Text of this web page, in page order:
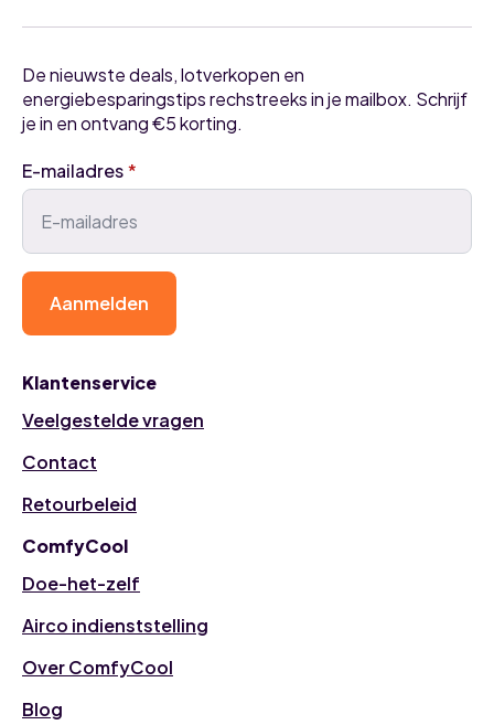
Klantenservice
Veelgestelde vragen
Contact
Retourbeleid
ComfyCool
Doe-het-zelf
Airco indienststelling
Over ComfyCool
Blog
De nieuwste deals, lotverkopen en
energiebesparingstips rechstreeks in je mailbox. Schrijf
je in en ontvang €5 korting.
E-mailadres*
Aanmelden